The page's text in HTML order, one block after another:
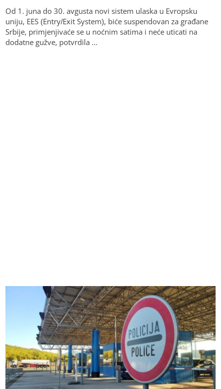
Od 1. juna do 30. avgusta novi sistem ulaska u Evropsku
uniju, EES (Entry/Exit System), biće suspendovan za građane
Srbije, primjenjivaće se u noćnim satima i neće uticati na
dodatne gužve, potvrdila …